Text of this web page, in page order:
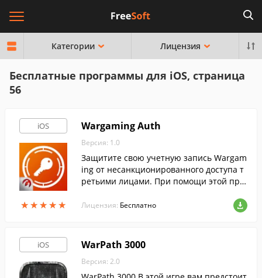
Категории Лицензия
Бесплатные программы для iOS, страница
56
iOS
★★★★★
★★★★★
Wargaming Auth
Версия: 1.0
Защитите свою учетную запись Wargam
ing от несанкционированного доступа т
ретьими лицами. При помощи этой про
ительный уровень защиты своего игров
Лицензия: Бесплатно
iOS WarPath 3000
Версия: 2.0